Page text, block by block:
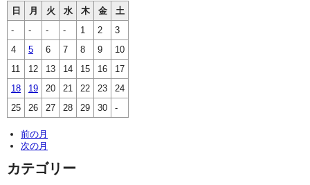
日 月 火 水 木 金
土
-
- - - 1 2
3
4
5 6 7 8 9
10
11
12 13 14 15 16
17
18
19 20 21 22 23
24
25
26 27 28 29 30 -
前の月
次の月
カテゴリー